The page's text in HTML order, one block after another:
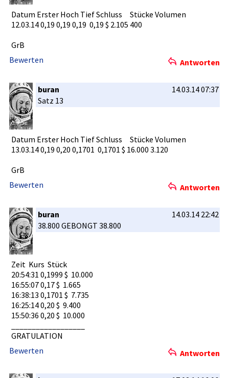
Datum Erster Hoch Tief Schluss Stücke Volumen
12.03.14 0,19 0,19 0,19 0,19 $ 2.105 400
GrB
Bewerten
Antworten
buran
14.03.14 07:37
Satz 13
Datum Erster Hoch Tief Schluss Stücke Volumen
13.03.14 0,19 0,20 0,1701 0,170­1 $ 16.000 3.120
GrB
Bewerten
Antworten
buran
14.03.14 22:42
38.800 GEBONGT 38.800
Zeit Kurs Stück­
20:54:31 0,1999 $ 10.00­0
16:55:07 0,17 $ 1.665­
16:38:13 0,1701 $ 7.735­
16:25:14 0,20 $ 9.400­
15:50:36 0,20 $ 10.00­0
GRATULATIO­N
Bewerten
Antworten